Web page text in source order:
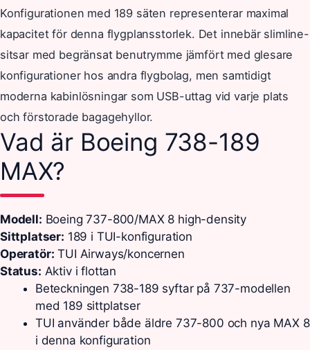
Konfigurationen med 189 säten representerar maximal
kapacitet för denna flygplansstorlek. Det innebär slimline-
sitsar med begränsat benutrymme jämfört med glesare
konfigurationer hos andra flygbolag, men samtidigt
moderna kabinlösningar som USB-uttag vid varje plats
och förstorade bagagehyllor.
Vad är Boeing 738-189
MAX?
Modell: Boeing 737-800/MAX 8 high-density
Sittplatser: 189 i TUI-konfiguration
Operatör: TUI Airways/koncernen
Status: Aktiv i flottan
Beteckningen 738-189 syftar på 737-modellen
med 189 sittplatser
TUI använder både äldre 737-800 och nya MAX 8
i denna konfiguration